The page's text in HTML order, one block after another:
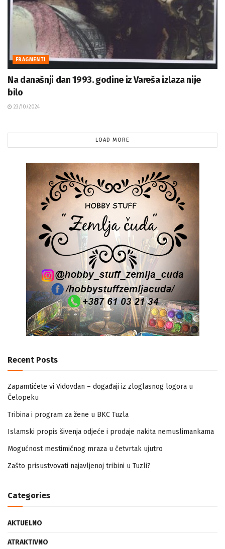
FRAGMENTI
Na današnji dan 1993. godine iz Vareša izlaza nije
bilo
23/10/2024
LOAD MORE
Recent Posts
Zapamtićete vi Vidovdan – događaji iz zloglasnog logora u
Čelopeku
Tribina i program za žene u BKC Tuzla
Islamski propis šivenja odjeće i prodaje nakita nemuslimankama
Mogućnost mestimičnog mraza u četvrtak ujutro
Zašto prisustvovati najavljenoj tribini u Tuzli?
Categories
AKTUELNO
ATRAKTIVNO